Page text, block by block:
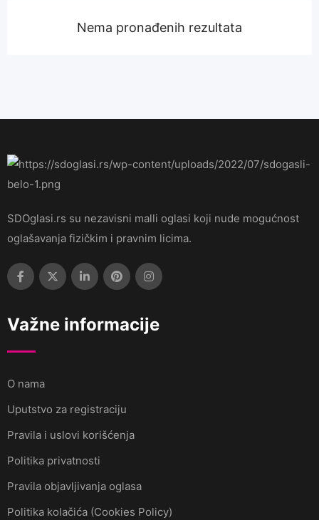
Nema pronađenih rezultata
SDOglasi.rs su nezavisni malli oglasi koji nude mogućnost
oglašavanja fizičkim i pravnim licima.
Važne informacije
O nama
Uputstvo za registraciju
Pravila i uslovi korišćenja
Politika privatnosti
Pravila objavljivanja oglasa
Politika kolačića (Cookies Policy)